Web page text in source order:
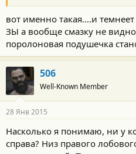
вот именно такая....и
ЗЫ а вообще смазку не
поролоновая подушечка
506
Well-Known Member
28 Янв 2015
Насколько я понимаю, ни у
справа? Низ правого